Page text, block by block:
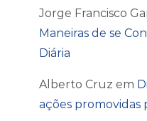
Jorge Francisco
Maneiras de se
Diária
Alberto Cruz em
ações